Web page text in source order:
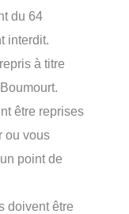
du 64
interdit.
à titre
être reprises
ou vous
point de
doivent être